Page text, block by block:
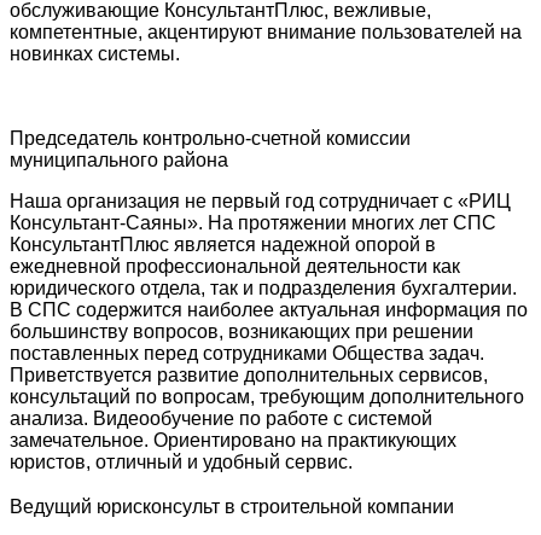
обслуживающие КонсультантПлюс, вежливые,
компетентные, акцентируют внимание пользователей на
новинках системы.
Председатель контрольно-счетной комиссии
муниципального района
Наша организация не первый год сотрудничает с «РИЦ
Консультант-Саяны». На протяжении многих лет СПС
КонсультантПлюс является надежной опорой в
ежедневной профессиональной деятельности как
юридического отдела, так и подразделения бухгалтерии.
В СПС содержится наиболее актуальная информация по
большинству вопросов, возникающих при решении
поставленных перед сотрудниками Общества задач.
Приветствуется развитие дополнительных сервисов,
консультаций по вопросам, требующим дополнительного
анализа. Видеообучение по работе с системой
замечательное. Ориентировано на практикующих
юристов, отличный и удобный сервис.
Ведущий юрисконсульт в строительной компании